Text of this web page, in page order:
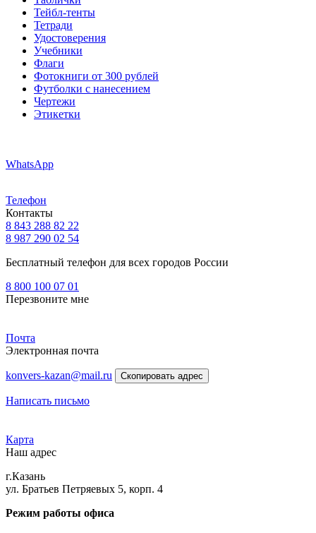
Тейбл-тенты
Тетради
Удостоверения
Учебники
Флаги
Фотокниги от 300 рублей
Футболки с нанесением
Чертежи
Этикетки
WhatsApp
Телефон
Контакты
8 843 288 82 22
8 987 290 02 54
Бесплатный телефон для всех городов России
8 800 100 07 01
Перезвоните мне
Почта
Электронная почта
konvers-kazan@mail.ru Скопировать адрес
Написать письмо
Карта
Наш адрес
г.Казань
ул. Братьев Петряевых 5, корп. 4
Режим работы офиса